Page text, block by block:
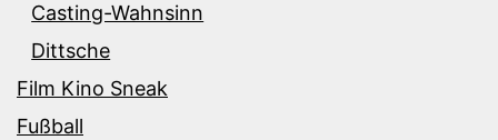
Casting-Wahnsinn
Dittsche
Film Kino Sneak
Fußball